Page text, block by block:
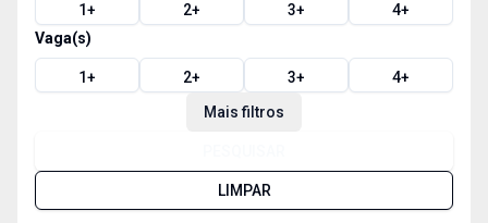
1+ 2+ 3+ 4+
Vaga(s)
1+ 2+ 3+ 4+
Mais filtros
LIMPAR